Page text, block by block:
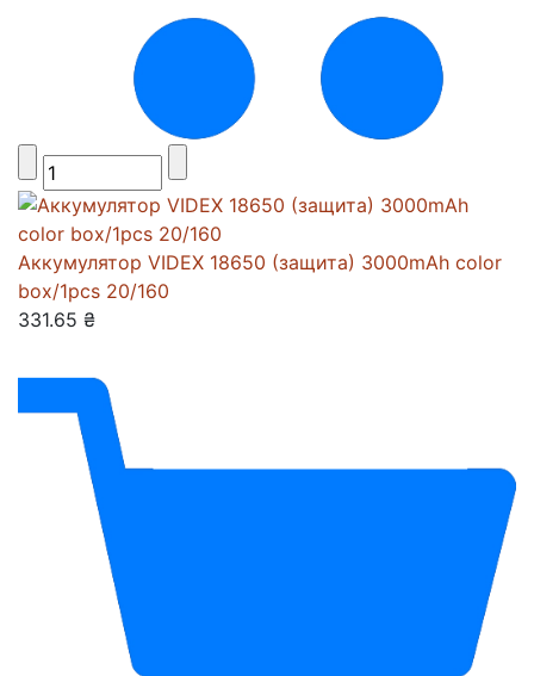
Аккумулятор VIDEX 18650 (защита) 3000mAh color
box/1pcs 20/160
331.65 ₴